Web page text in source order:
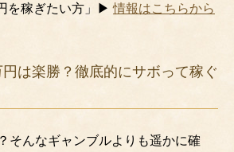
を稼ぎたい方」▶情報はこちらから
は楽勝？徹底的にサボって稼ぐ
そんなギャンブルよりも遥かに確